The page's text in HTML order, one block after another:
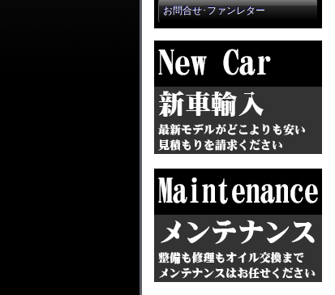
お問合せ･ファンレター